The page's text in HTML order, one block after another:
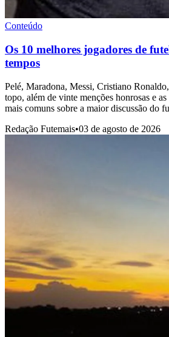
Conteúdo
Os 10 melhores jogadores de
tempos
Pelé, Maradona, Messi, Cristiano
topo, além de vinte menções honrosas e
mais comuns sobre a maior discussão do
Redação Futemais•03 de agosto de 2026